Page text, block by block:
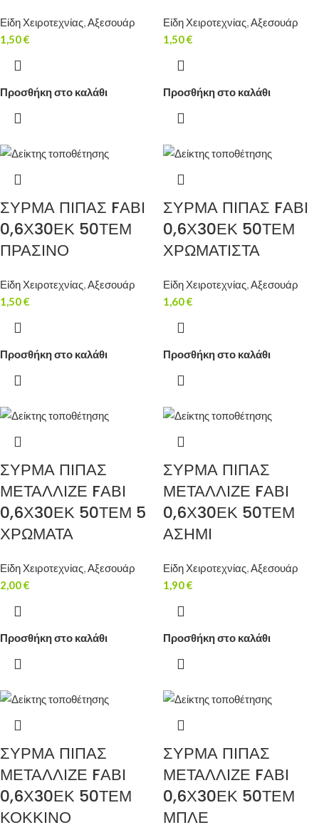
Είδη Χειροτεχνίας,Αξεσουάρ
1,50€
Προσθήκη στο καλάθι
Είδη Χειροτεχνίας,Αξεσουάρ
1,50€
Προσθήκη στο καλάθι
ΣΥΡΜΑ ΠΙΠΑΣ FΑΒΙ
0,6Χ30ΕΚ 50ΤΕΜ
ΠΡΑΣΙΝΟ
Είδη Χειροτεχνίας,Αξεσουάρ
1,50€
Προσθήκη στο καλάθι
ΣΥΡΜΑ ΠΙΠΑΣ FΑΒΙ
0,6Χ30ΕΚ 50ΤΕΜ
ΧΡΩΜΑΤΙΣΤΑ
Είδη Χειροτεχνίας,Αξεσουάρ
1,60€
Προσθήκη στο καλάθι
ΣΥΡΜΑ ΠΙΠΑΣ
ΜΕΤΑΛΛΙΖΕ FΑΒΙ
0,6Χ30ΕΚ 50ΤΕΜ 5
ΧΡΩΜΑΤΑ
Είδη Χειροτεχνίας,Αξεσουάρ
2,00€
Προσθήκη στο καλάθι
ΣΥΡΜΑ ΠΙΠΑΣ
ΜΕΤΑΛΛΙΖΕ FΑΒΙ
0,6Χ30ΕΚ 50ΤΕΜ
ΑΣΗΜΙ
Είδη Χειροτεχνίας,Αξεσουάρ
1,90€
Προσθήκη στο καλάθι
ΣΥΡΜΑ ΠΙΠΑΣ
ΜΕΤΑΛΛΙΖΕ FΑΒΙ
0,6Χ30ΕΚ 50ΤΕΜ
ΚΟΚΚΙΝΟ
ΣΥΡΜΑ ΠΙΠΑΣ
ΜΕΤΑΛΛΙΖΕ FΑΒΙ
0,6Χ30ΕΚ 50ΤΕΜ
ΜΠΛΕ